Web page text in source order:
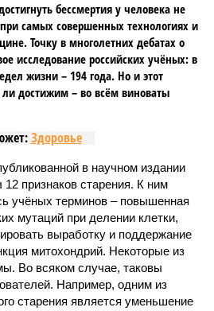
бессмертия у человека не
самых совершенных технологиях и
Точку в многолетних дебатах о
исследование российских учёных: в
жизни – 194 года. Но и этот
ли достижим – во всём виноваты
Здоровье
в научном издании
признаков старения. К ним
учёных терминов – повышенная
мутаций при делении клетки,
выработку и поддержание
митохондрий. Некоторые из
Во всяком случае, таковы
Например, одним из
старения является уменьшение